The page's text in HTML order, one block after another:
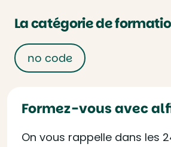
La catégorie de
no code
Formez-vous avec
On vous rappelle dans les